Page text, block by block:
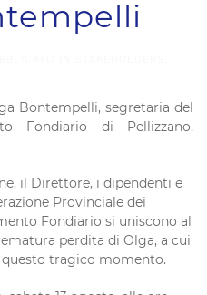
Bontempelli, segretaria del
Fondiario di Pellizzano,
il Direttore, i dipendenti e
Provinciale dei
Fondiario si uniscono al
perdita di Olga, a cui
tragico momento.